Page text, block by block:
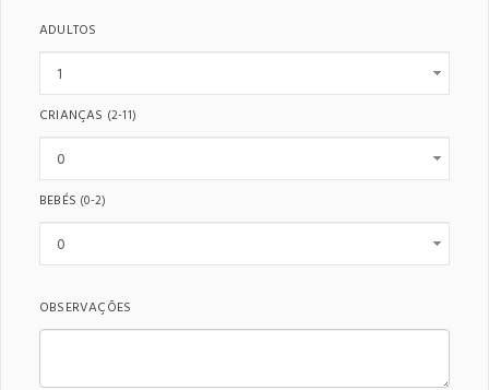
ADULTOS
CRIANÇAS (2-11)
BEBÉS (0-2)
OBSERVAÇÕES